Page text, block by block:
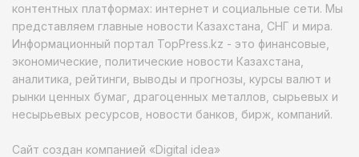
контентных платформах: интернет и социальные сети. Мы
представляем главные новости Казахстана, СНГ и мира.
Информационный портал TopPress.kz - это финансовые,
экономические, политические новости Казахстана,
аналитика, рейтинги, выводы и прогнозы, курсы валют и
рынки ценных бумаг, драгоценных металлов, сырьевых и
несырьевых ресурсов, новости банков, бирж, компаний.
Сайт создан компанией «Digital idea»